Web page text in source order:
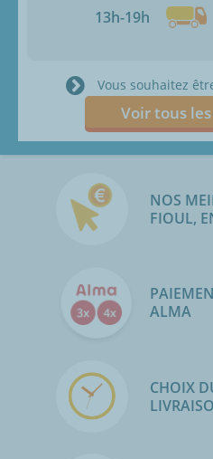
13h-19h
Vous souhaitez
Voir tous
NOS
FIOUL,
ALMA
CHOIX